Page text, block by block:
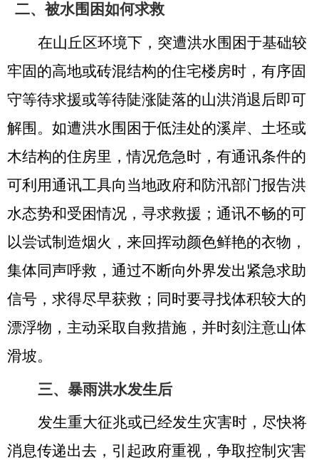
二、被水围困如何求救
在山丘区环境下，突遭洪水围困于基础较
牢固的高地或砖混结构的住宅楼房时，有序固
守等待求援或等待陡涨陡落的山洪消退后即可
解围。如遭洪水围困于低洼处的溪岸、土坯或
木结构的住房里，情况危急时，有通讯条件的
可利用通讯工具向当地政府和防汛部门报告洪
水态势和受困情况，寻求救援；通讯不畅的可
以尝试制造烟火，来回挥动颜色鲜艳的衣物，
集体同声呼救，通过不断向外界发出紧急求助
信号，求得尽早获救；同时要寻找体积较大的
漂浮物，主动采取自救措施，并时刻注意山体
滑坡。
三、 暴雨洪水发生后
发生重大征兆或已经发生灾害时，尽快将
消息传递出去，引起政府重视，争取控制灾害